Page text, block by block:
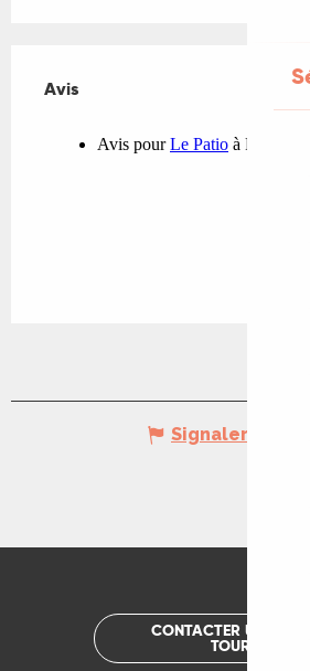
Avis
Avis
Signaler une
CONTACTER UN
TOURISME